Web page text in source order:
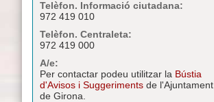
Telèfon. Informació ciutadana:
972 419 010
Telèfon. Centraleta:
972 419 000
A/e:
Per contactar podeu utilitzar la Bústia
d'Avisos i Suggeriments de l'Ajuntament
de Girona.